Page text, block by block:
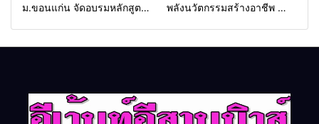
ม.ขอนแก่น จัดอบรมหลักสูตร
พลังนวัตกรรมสร้างอาชีพ นำ